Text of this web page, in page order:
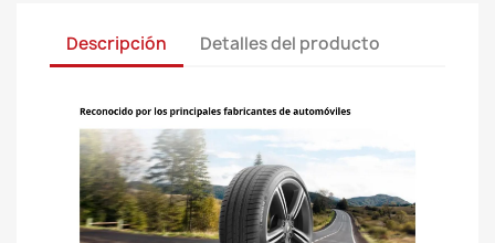
Descripción Detalles del producto